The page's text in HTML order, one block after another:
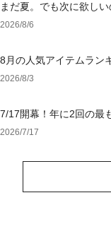
まだ夏。でも次に欲し
2026/8/6
8月の人気アイテムラン
2026/8/3
7/17開幕！年に2回の最
2026/7/17